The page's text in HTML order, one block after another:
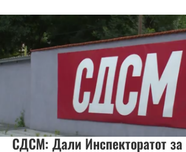
СДСМ: Дали Инспекторатот за